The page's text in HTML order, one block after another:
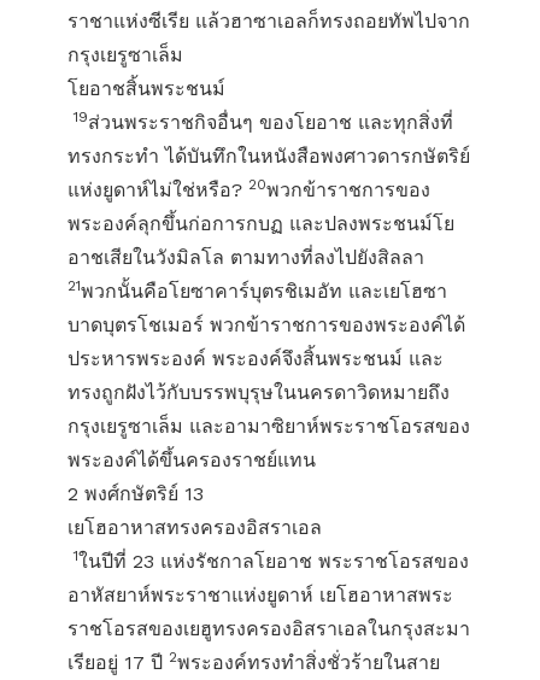
ราชาแห่งซีเรีย แล้วฮาซาเอลก็ทรงถอยทัพไปจาก
กรุงเยรูซาเล็ม
โยอาชสิ้นพระชนม์
19ส่วนพระราชกิจอื่นๆ ของโยอาช และทุกสิ่งที่
ทรงกระทำ ได้บันทึกในหนังสือพงศาวดารกษัตริย์
แห่งยูดาห์ไม่ใช่หรือ? 20พวกข้าราชการของ
พระองค์ลุกขึ้นก่อการกบฏ และปลงพระชนม์โย
อาชเสียในวังมิลโล ตามทางที่ลงไปยังสิลลา
21พวกนั้นคือโยซาคาร์บุตรชิเมอัท และเยโฮซา
บาดบุตรโชเมอร์ พวกข้าราชการของพระองค์ได้
ประหารพระองค์ พระองค์จึงสิ้นพระชนม์ และ
ทรงถูกฝังไว้กับบรรพบุรุษในนครดาวิดหมายถึง
กรุงเยรูซาเล็ม และอามาซิยาห์พระราชโอรสของ
พระองค์ได้ขึ้นครองราชย์แทน
2 พงศ์กษัตริย์ 13
เยโฮอาหาสทรงครองอิสราเอล
1ในปีที่ 23 แห่งรัชกาลโยอาช พระราชโอรสของ
อาหัสยาห์พระราชาแห่งยูดาห์ เยโฮอาหาสพระ
ราชโอรสของเยฮูทรงครองอิสราเอลในกรุงสะมา
เรียอยู่ 17 ปี 2พระองค์ทรงทำสิ่งชั่วร้ายในสาย